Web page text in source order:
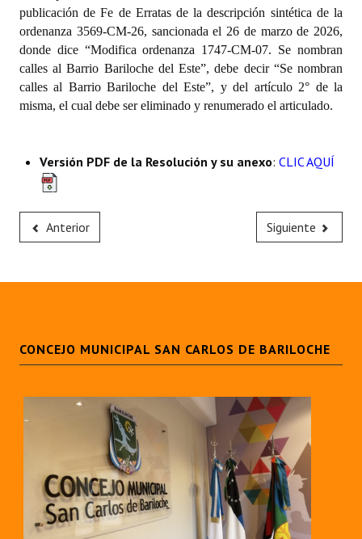
publicación de Fe de Erratas de la descripción sintética de la
ordenanza 3569-CM-26, sancionada el 26 de marzo de 2026,
donde dice “Modifica ordenanza 1747-CM-07. Se nombran
calles al Barrio Bariloche del Este”, debe decir “Se nombran
calles al Barrio Bariloche del Este”, y del artículo 2° de la
misma, el cual debe ser eliminado y renumerado el articulado.
Versión PDF de la Resolución y su anexo: CLIC AQUÍ
Anterior Siguiente
CONCEJO MUNICIPAL SAN CARLOS DE BARILOCHE